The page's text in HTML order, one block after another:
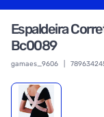
Espaldeira
Bc0089
gamaes_9606